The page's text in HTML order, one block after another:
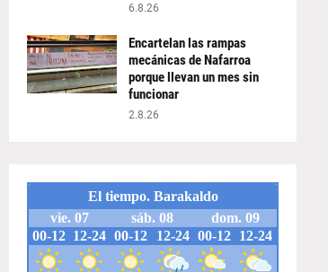
6.8.26
Encartelan las rampas
mecánicas de Nafarroa
porque llevan un mes sin
funcionar
2.8.26